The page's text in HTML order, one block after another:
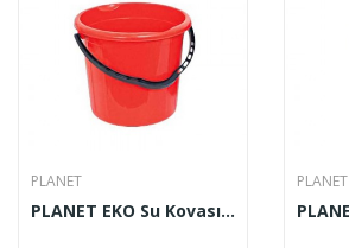
PLANET
PLANET EKO Su Kovası 10 Lt
PLANET